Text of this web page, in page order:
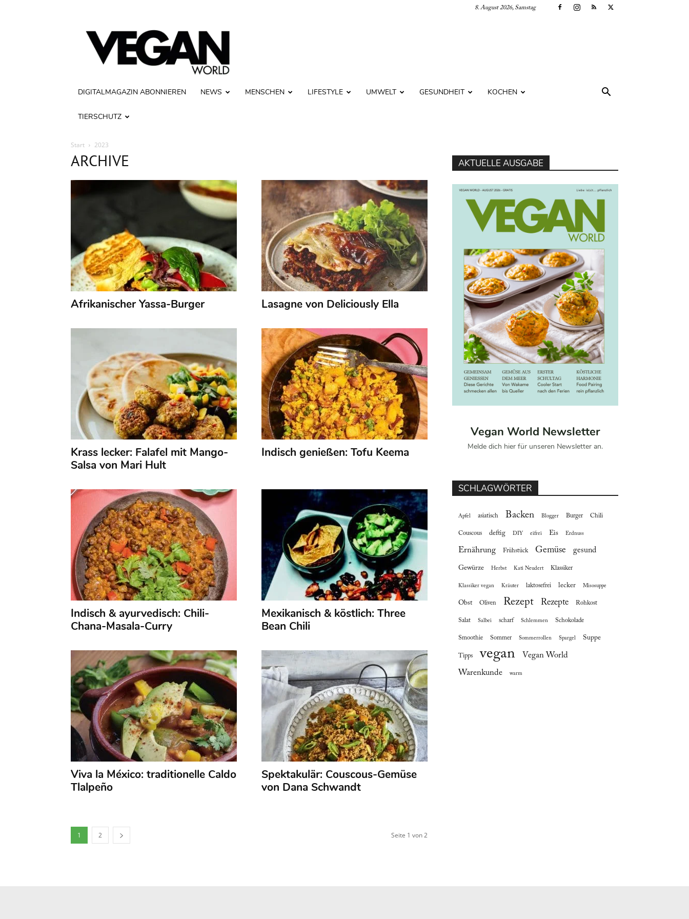
8. August 2026, Samstag
Vegan
World
DIGITALMAGAZIN ABONNIEREN NEWS MENSCHEN LIFESTYLE UMWELT GESUNDHEIT KOCHEN
TIERSCHUTZ
Start 2023
ARCHIVE
Afrikanischer Yassa-Burger Lasagne von Deliciously Ella
Krass lecker: Falafel mit Mango-
Salsa von Mari Hult
Indisch genießen: Tofu Keema
Indisch & ayurvedisch: Chili-
Chana-Masala-Curry
Mexikanisch & köstlich: Three
Bean Chili
Viva la México: traditionelle Caldo
Tlalpeño
Spektakulär: Couscous-Gemüse
von Dana Schwandt
1 2 Seite 1 von 2
AKTUELLE AUSGABE
Vegan World Newsletter
Melde dich hier für unseren Newsletter an.
SCHLAGWÖRTER
Apfel asiatisch Backen Blogger Burger Chili
Couscous deftig DIY eifrei Eis Erdnuss
Ernährung Frühstück Gemüse gesund
Gewürze Herbst Kati Neudert Klassiker
Klassiker vegan Kräuter laktosefrei lecker Misosuppe
Obst Oliven Rezept Rezepte Rohkost
Salat Salbei scharf Schlemmen Schokolade
Smoothie Sommer Sommerrollen Spargel Suppe
Tipps vegan Vegan World
Warenkunde warm